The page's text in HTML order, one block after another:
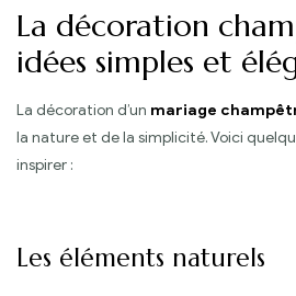
La décoration
idées simples et
La décoration d’un mariage
la nature et de la simplicité. Voici
inspirer :
Les éléments naturels